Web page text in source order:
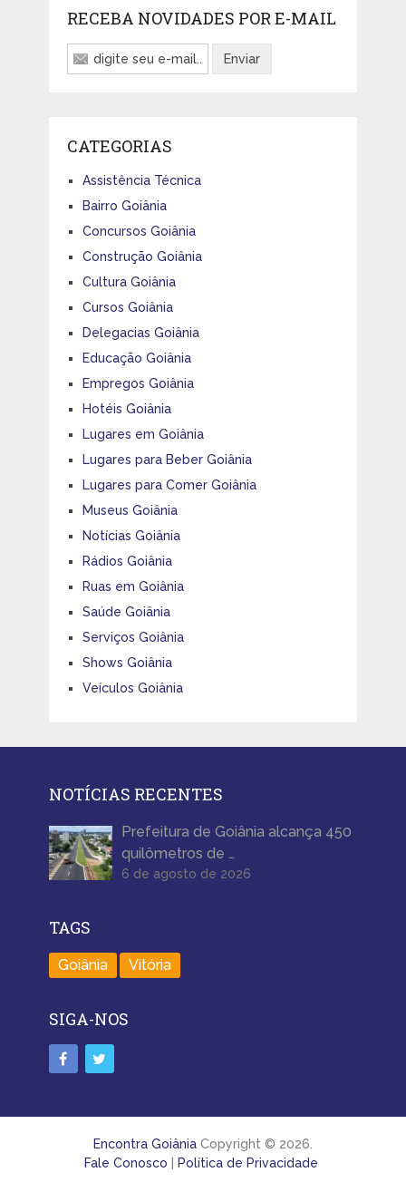
RECEBA NOVIDADES POR E-MAIL
CATEGORIAS
Assistência Técnica
Bairro Goiânia
Concursos Goiânia
Construção Goiânia
Cultura Goiânia
Cursos Goiânia
Delegacias Goiânia
Educação Goiânia
Empregos Goiânia
Hotéis Goiânia
Lugares em Goiânia
Lugares para Beber Goiânia
Lugares para Comer Goiânia
Museus Goiânia
Notícias Goiânia
Rádios Goiânia
Ruas em Goiânia
Saúde Goiânia
Serviços Goiânia
Shows Goiânia
Veículos Goiânia
NOTÍCIAS RECENTES
Prefeitura de Goiânia alcança 450
quilômetros de …
6 de agosto de 2026
TAGS
Goiânia Vitória
SIGA-NOS
Encontra GoiâniaCopyright © 2026.
Fale Conosco
Política de Privacidade